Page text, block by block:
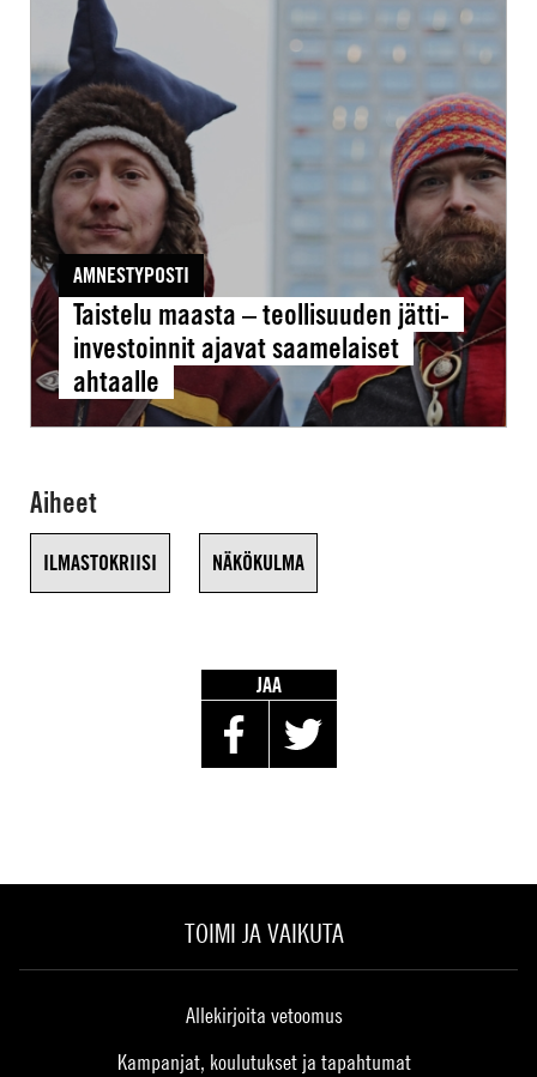
Taistelu
maasta
–
teollisuuden
jätti-
investoinnit
ajavat
saamelaiset
ahtaalleAMNESTYPOSTI
Taistelu maasta – teollisuuden jätti-
investoinnit ajavat saamelaiset
ahtaalle
Aiheet
ILMASTOKRIISI NÄKÖKULMA
JAA
TOIMI JA VAIKUTA
Allekirjoita vetoomus
Kampanjat, koulutukset ja tapahtumat